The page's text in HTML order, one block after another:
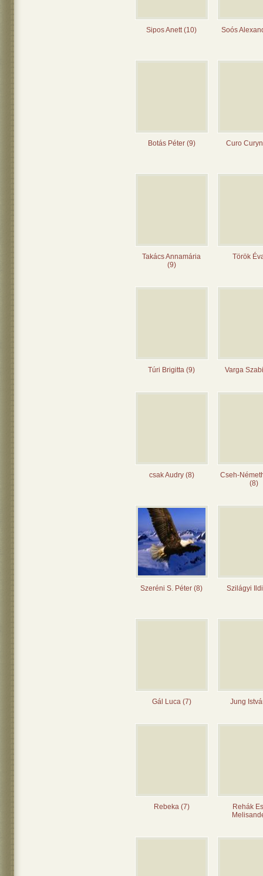
Sipos Anett (10) Soós
Botás Péter (9) Curo
Takács Annamária
(9)
Török
Túri Brigitta (9) Varga
csak Audry (8)
Cseh-
(8)
Szeréni S. Péter (8) Szilágyi
Gál Luca (7) Jung
Rebeka (7)
Rehák